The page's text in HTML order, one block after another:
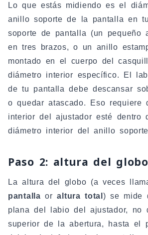
Lo que estás midiendo es el
anillo soporte de la pantalla en
soporte de pantalla (un pequeño
en tres brazos, o un anillo
montado en el cuerpo del
diámetro interior específico. El
de tu pantalla debe descansar
o quedar atascado. Eso requiere
interior del ajustador esté dentro
diámetro interior del anillo
Paso 2: altura del globo
La altura del globo (a veces
pantalla oraltura total ) se mide
plana del labio del ajustador, no
superior de la abertura, hasta el